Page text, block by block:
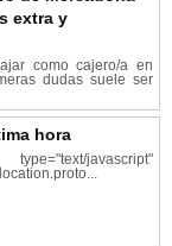
extra y
como cajero/a en
dudas suele ser
hora
javascript"